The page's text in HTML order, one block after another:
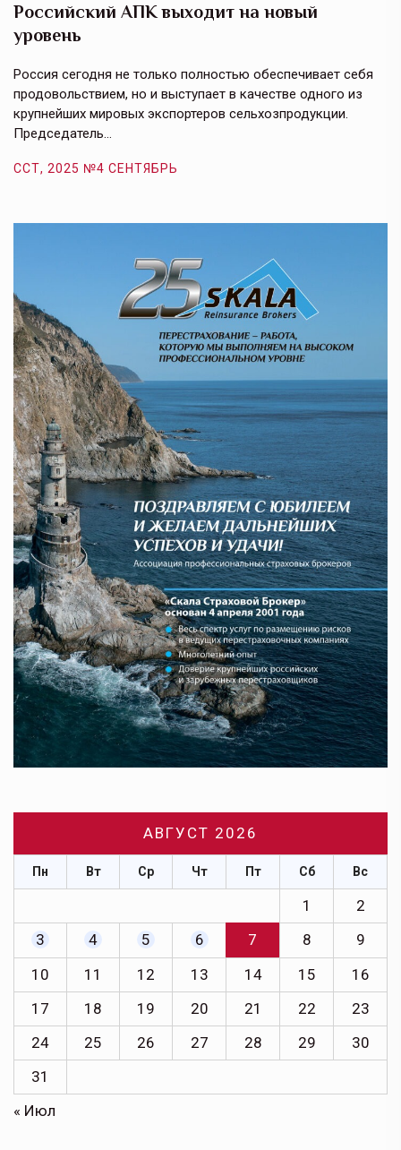
Российский АПК выходит на новый
уровень
Россия сегодня не только полностью обеспечивает себя
продовольствием, но и выступает в качестве одного из
крупнейших мировых экспортеров сельхозпродукции.
Председатель…
ССТ, 2025 №4 СЕНТЯБРЬ
АВГУСТ 2026
Пн Вт Ср Чт Пт Сб Вс
1
2
3
4 5 6 7 8
9
10
11 12 13 14 15
16
17
18 19 20 21 22
23
24
25 26 27 28 29
30
31
« Июл